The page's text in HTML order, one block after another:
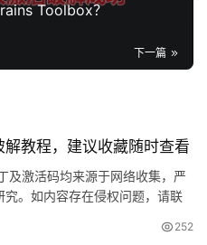
Toolbox？
下一篇
教程，建议收藏随时查看
及激活码均来源于网络收集，严
。如内容存在侵权问题，请联
专业Python集成开发环境，具
252